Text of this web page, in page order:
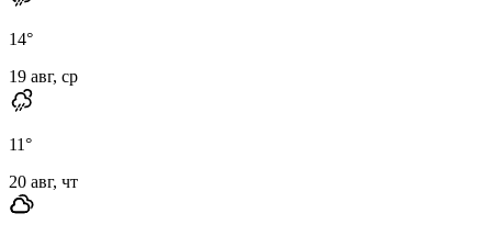
14°
19 авг, ср
11°
20 авг, чт